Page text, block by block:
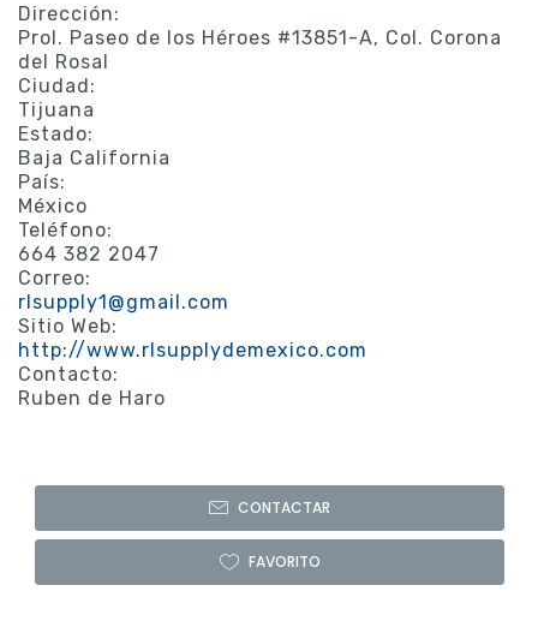
Dirección:
Prol. Paseo de los Héroes #13851-A, Col. Corona
del Rosal
Ciudad:
Tijuana
Estado:
Baja California
País:
México
Teléfono:
664 382 2047
Correo:
rlsupply1@gmail.com
Sitio Web:
http://www.rlsupplydemexico.com
Contacto:
Ruben de Haro
CONTACTAR
FAVORITO